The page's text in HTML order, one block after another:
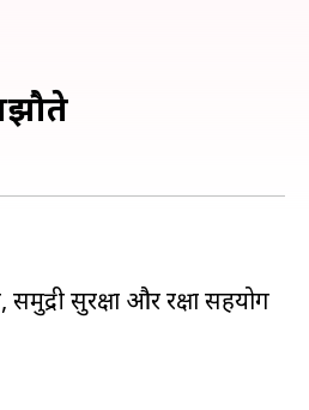
सुरक्षा और रक्षा सहयोग